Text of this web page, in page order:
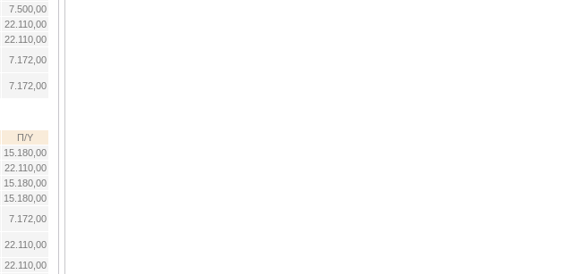
7.500,00
22.110,00
22.110,00
7.172,00
7.172,00
Π/Υ
15.180,00
22.110,00
15.180,00
15.180,00
7.172,00
22.110,00
22.110,00